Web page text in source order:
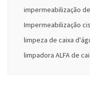
impermeabilização
Impermeabilização
limpeza de caixa
limpadora ALFA de